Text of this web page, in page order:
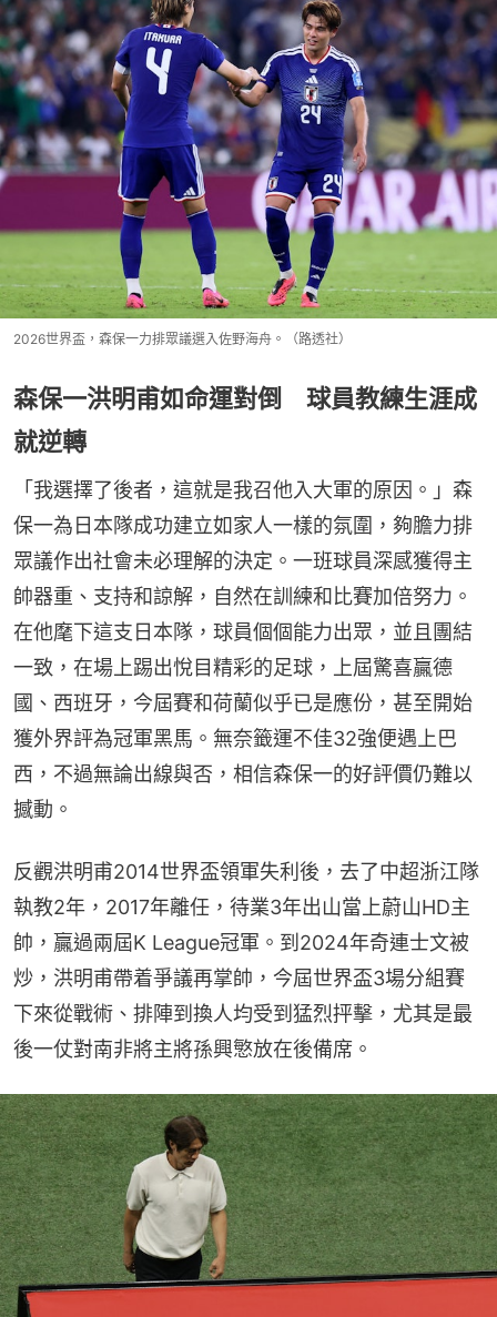
2026世界盃，森保一力排眾議選入佐野海舟。（路透社）
森保一洪明甫如命運對倒 球員教練生涯成
就逆轉
「我選擇了後者，這就是我召他入大軍的原因。」森
保一為日本隊成功建立如家人一樣的氛圍，夠膽力排
眾議作出社會未必理解的決定。一班球員深感獲得主
帥器重、支持和諒解，自然在訓練和比賽加倍努力。
在他麾下這支日本隊，球員個個能力出眾，並且團結
一致，在場上踢出悅目精彩的足球，上屆驚喜贏德
國、西班牙，今屆賽和荷蘭似乎已是應份，甚至開始
獲外界評為冠軍黑馬。無奈籤運不佳32強便遇上巴
西，不過無論出線與否，相信森保一的好評價仍難以
撼動。
反觀洪明甫2014世界盃領軍失利後，去了中超浙江隊
執教2年，2017年離任，待業3年出山當上蔚山HD主
帥，贏過兩屆K League冠軍。到2024年奇連士文被
炒，洪明甫帶着爭議再掌帥，今屆世界盃3場分組賽
下來從戰術、排陣到換人均受到猛烈抨擊，尤其是最
後一仗對南非將主將孫興慜放在後備席。